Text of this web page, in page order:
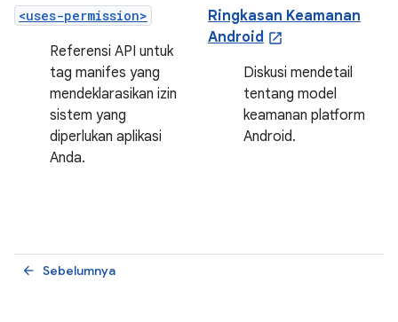
<uses-permission>
Referensi API untuk
tag manifes yang
mendeklarasikan izin
sistem yang
diperlukan aplikasi
Anda.
Ringkasan Keamanan
Android
Diskusi mendetail
tentang model
keamanan platform
Android.
Sebelumnya
arrow_back